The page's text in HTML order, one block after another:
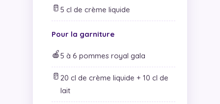
🥛 5 cl de crème liquide
Pour la garniture
🍎5 à 6 pommes royal gala
🥛 20 cl de crème liquide + 10 cl de
lait